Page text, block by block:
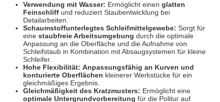
Verwendung mit Wasser: Ermöglicht einen glatten
Feinschliff und reduziert Staubentwicklung bei
Detailarbeiten.
Schaumstoffunterlegtes Schleifmittelgewebe: Sorgt für
eine staubfreie Arbeitsumgebung durch die optimale
Anpassung an die Oberfläche und die Aufnahme von
Schleifstaub in Kombination mit Absaugsystemen für kleine
Schleifer.
Hohe Flexibilität: Anpassungsfähig an Kurven und
konturierte Oberflächen kleinerer Werkstücke für ein
gleichmäßiges Ergebnis.
Gleichmäßigkeit des Kratzmusters: Ermöglicht eine
optimale Untergrundvorbereitung für die Politur auf